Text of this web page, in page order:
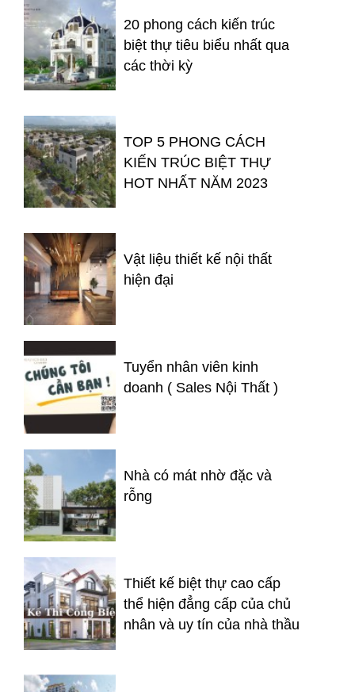
20 phong cách kiến trúc
biệt thự tiêu biểu nhất qua
các thời kỳ
TOP 5 PHONG CÁCH
KIẾN TRÚC BIỆT THỰ
HOT NHẤT NĂM 2023
Vật liệu thiết kế nội thất
hiện đại
Tuyển nhân viên kinh
doanh ( Sales Nội Thất )
Nhà có mát nhờ đặc và
rỗng
Thiết kế biệt thự cao cấp
thể hiện đẳng cấp của chủ
nhân và uy tín của nhà thầu